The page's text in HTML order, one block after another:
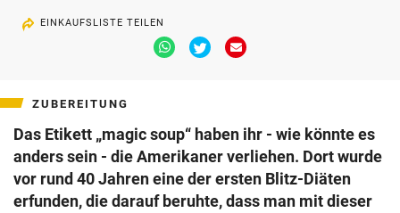
EINKAUFSLISTE TEILEN
Via
Whatsapp
Via
Twitter
Via
ZUBEREITUNG
Das Etikett „magic soup“ haben ihr - wie könnte es
anders sein - die Amerikaner verliehen. Dort wurde
vor rund 40 Jahren eine der ersten Blitz-Diäten
erfunden, die darauf beruhte, dass man mit dieser